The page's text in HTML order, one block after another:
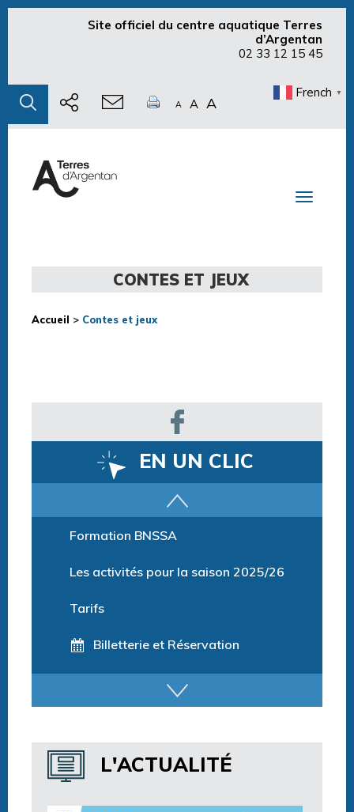
Site officiel du centre aquatique Terres
d’Argentan
02 33 12 15 45
A A A
French ▼
Toggle
CONTES ET JEUX
Accueil > Contes et jeux
EN UN CLIC
Parcours training
Les activités pour la saison 2025/26
Horaires espace détente
L'ACTUALITÉ